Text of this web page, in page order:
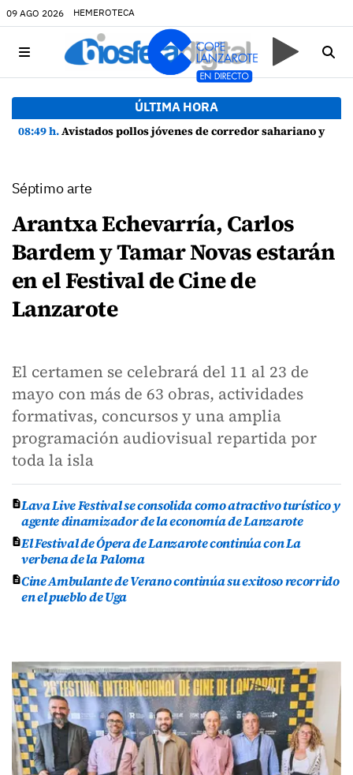
09 AGO 2026 HEMEROTECA
ÚLTIMA HORA
08:49 h.Avistados pollos jóvenes de corredor sahariano y episodios de cortejo de hubara cerca del rally de Lanzarote
Séptimo arte
Arantxa Echevarría, Carlos
Bardem y Tamar Novas estarán
en el Festival de Cine de
Lanzarote
El certamen se celebrará del 11 al 23 de
mayo con más de 63 obras, actividades
formativas, concursos y una amplia
programación audiovisual repartida por
toda la isla
Lava Live Festival se consolida como atractivo turístico y
agente dinamizador de la economía de Lanzarote
El Festival de Ópera de Lanzarote continúa con La
verbena de la Paloma
Cine Ambulante de Verano continúa su exitoso recorrido
en el pueblo de Uga